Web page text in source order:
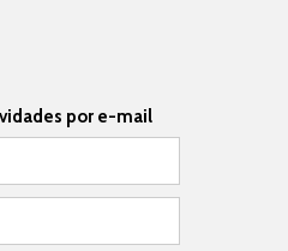
por e-mail